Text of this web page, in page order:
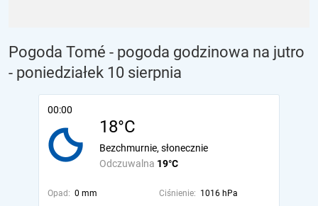
Pogoda Tomé - pogoda godzinowa na jutro
- poniedziałek 10 sierpnia
00:00
18°C
Odczuwalna 19°C
Bezchmurnie, słonecznie
Opad: 0 mm Ciśnienie: 1016 hPa